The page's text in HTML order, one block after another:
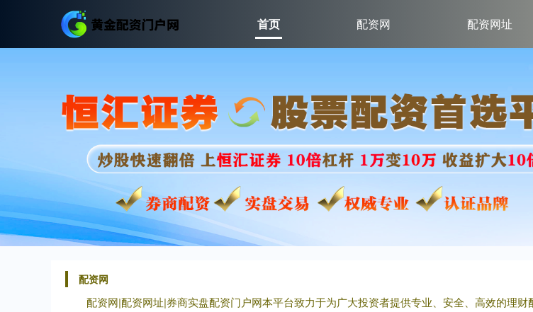
首页 配资网 配资网址
配资网
配资网|配资网址|券商实盘配资门户网本平台致力于为广大投资者提供专业、安全、高效的理